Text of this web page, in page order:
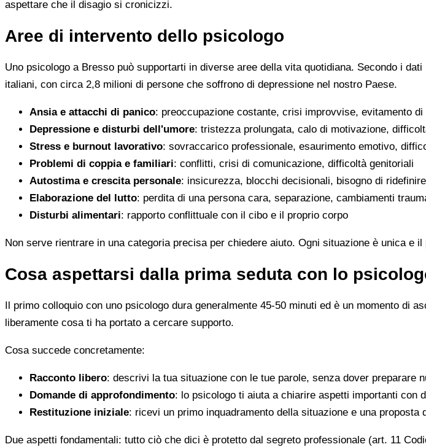
aspettare che il disagio si cronicizzi.
Aree di intervento dello psicologo
Uno psicologo a Bresso può supportarti in diverse aree della vita quotidiana. Secondo i
italiani, con circa 2,8 milioni di persone che soffrono di depressione nel nostro Paese.
Ansia e attacchi di panico: preoccupazione costante, crisi improvvise, evitamento
Depressione e disturbi dell'umore: tristezza prolungata, calo di motivazione,
Stress e burnout lavorativo: sovraccarico professionale, esaurimento emotivo,
Problemi di coppia e familiari: conflitti, crisi di comunicazione, difficoltà genitoriali
Autostima e crescita personale: insicurezza, blocchi decisionali, bisogno di
Elaborazione del lutto: perdita di una persona cara, separazione, cambiamenti
Disturbi alimentari: rapporto conflittuale con il cibo e il proprio corpo
Non serve rientrare in una categoria precisa per chiedere aiuto. Ogni situazione è unica e
Cosa aspettarsi dalla prima seduta con lo
Il primo colloquio con uno psicologo dura generalmente 45-50 minuti ed è un momento di
liberamente cosa ti ha portato a cercare supporto.
Cosa succede concretamente:
Racconto libero: descrivi la tua situazione con le tue parole, senza dover preparare
Domande di approfondimento: lo psicologo ti aiuta a chiarire aspetti importanti con
Restituzione iniziale: ricevi un primo inquadramento della situazione e una
Due aspetti fondamentali: tutto ciò che dici è protetto dal segreto professionale (art. 11